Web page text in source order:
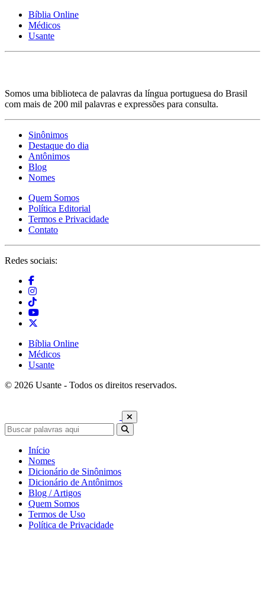
Bíblia Online
Médicos
Usante
Somos uma biblioteca de palavras da língua portuguesa do Brasil
com mais de 200 mil palavras e expressões para consulta.
Sinônimos
Destaque do dia
Antônimos
Blog
Nomes
Quem Somos
Política Editorial
Termos e Privacidade
Contato
Redes sociais:
Bíblia Online
Médicos
Usante
© 2026 Usante - Todos os direitos reservados.
Início
Nomes
Dicionário de Sinônimos
Dicionário de Antônimos
Blog / Artigos
Quem Somos
Termos de Uso
Política de Privacidade